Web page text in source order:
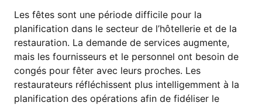
Les fêtes sont une période difficile pour la
planification dans le secteur de l’hôtellerie et de la
restauration. La demande de services augmente,
mais les fournisseurs et le personnel ont besoin de
congés pour fêter avec leurs proches. Les
restaurateurs réfléchissent plus intelligemment à la
planification des opérations afin de fidéliser le